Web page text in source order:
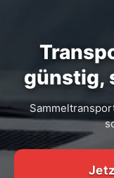
günstig,